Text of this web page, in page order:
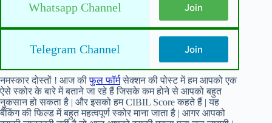
Whatsapp Channel Join
Telegram Channel Join
नमस्कार दोस्तों ! आज कीफुल फॉर्मसेक्शन की पोस्ट में हम आपको एक
ऐसे स्कोर के बारे में बताने जा रहे हैं जिसके कम होने से आपको बहुत
नुकसान हो सकता है | और इसको हम CIBIL Score कहते हैं | यह
बैंकिंग की फिल्ड में बहुत महत्वपूर्ण स्कोर माना जाता है | आगर आपको